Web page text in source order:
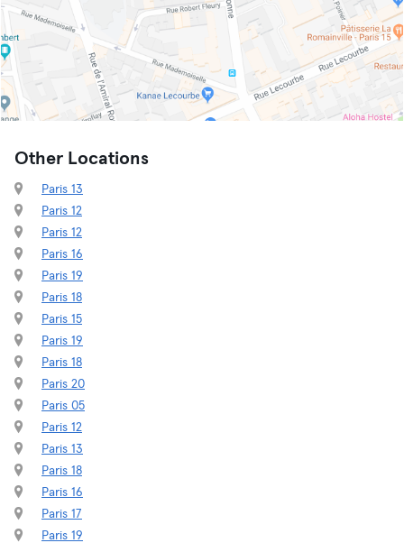
Other Locations
Paris 13
Paris 12
Paris 12
Paris 16
Paris 19
Paris 18
Paris 15
Paris 19
Paris 18
Paris 20
Paris 05
Paris 12
Paris 13
Paris 18
Paris 16
Paris 17
Paris 19